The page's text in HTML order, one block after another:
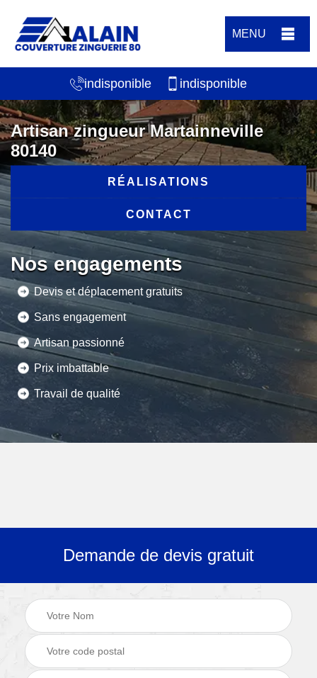
MENU
indisponible indisponible
Artisan zingueur Martainneville
80140
RÉALISATIONS
CONTACT
Nos engagements
Devis et déplacement gratuits
Sans engagement
Artisan passionné
Prix imbattable
Travail de qualité
Demande de devis gratuit